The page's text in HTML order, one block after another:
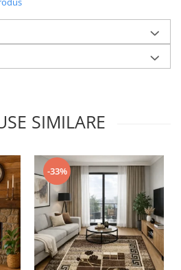
SIMILARE
-33%